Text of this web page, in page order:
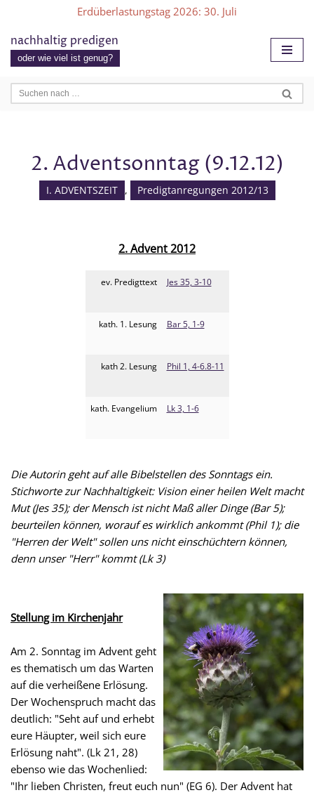
Zum
Inhalt
Erdüberlastungstag 2026: 30. Juli
nachhaltig predigen
oder wie viel ist genug?
2. Adventsonntag (9.12.12)
I. ADVENTSZEIT , Predigtanregungen 2012/13
2. Advent 2012
ev. Predigttext
kath. 1. Lesung
kath 2. Lesung
kath. Evangelium
Jes 35, 3-10
Bar 5, 1-9
Phil 1, 4-6.8-11
Lk 3, 1-6
Die Autorin geht auf alle Bibelstellen des Sonntags ein.
Stichworte zur Nachhaltigkeit: Vision einer heilen Welt macht
Mut (Jes 35); der Mensch ist nicht Maßaller Dinge (Bar 5);
beurteilen können, worauf es wirklich ankommt (Phil 1); die
"Herren der Welt" sollen uns nicht einschüchtern können,
denn unser "Herr" kommt (Lk 3)
Stellung im Kirchenjahr
Am 2. Sonntag im Advent geht
es thematisch um das Warten
auf die verheißene Erlösung.
Der Wochenspruch macht das
deutlich: "Seht auf und erhebt
eure Häupter, weil sich eure
Erlösung naht". (Lk 21, 28)
ebenso wie das Wochenlied:
"Ihr lieben Christen, freut euch nun" (EG 6). Der Advent hat